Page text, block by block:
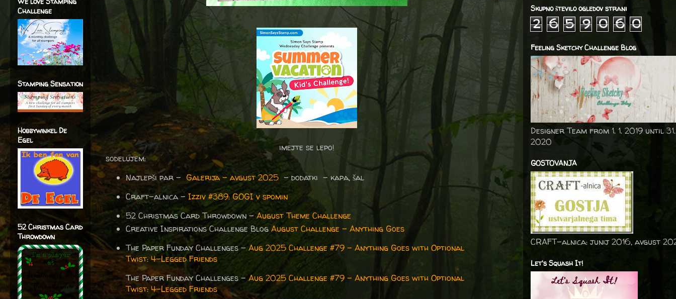
imejte se lepo!
sodelujem:
Najlepši par - Galerija – avgust 2025 – dodatki - kapa, šal
Craft-alnica - Izziv #389: GOGI v spomin
52 Christmas Card Throwdown –August Theme Challenge
Creative Inspirations Challenge Blog August Challenge - Anything Goes
The Paper Funday Challenges -Aug 2025 Challenge #79 - Anything Goes with Optional
Twist: 4-Legged Friends
The Paper Funday Challenges -Aug 2025 Challenge #79 - Anything Goes with Optional
Twist: 4-Legged Friends
Challenge
Stamping Sensation
Hobbywinkel De
Egel
52 Christmas Card
Throwdown
Skupno število ogledov strani
2 6 5 9 0 6 0
Feeling Sketchy Challenge Blog
Designer Team from 1. 1. 2019 until
2020
GOSTOVANJA
CRAFT-alnica: junij 2016, avgust
Let's Squash It!